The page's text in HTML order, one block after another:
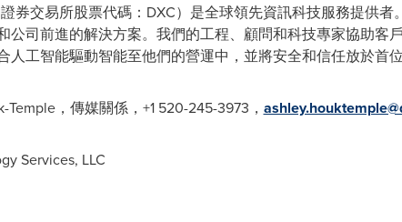
券交易所股票代碼：DXC）是全球領先資訊科技服務提供
公司前進的解決方案。我們的工程、顧問和科技專家協助客
人工智能驅動智能至他們的營運中，並將安全和信任放於首
，傳媒關係，+1 520-245-3973，
Services, LLC